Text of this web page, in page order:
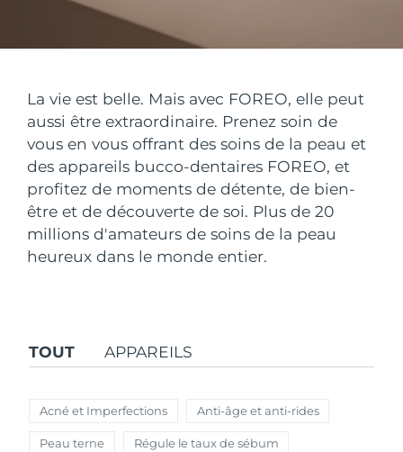
La vie est belle. Mais avec FOREO, elle peut
aussi être extraordinaire. Prenez soin de
vous en vous offrant des soins de la peau et
des appareils bucco-dentaires FOREO, et
profitez de moments de détente, de bien-
être et de découverte de soi. Plus de 20
millions d'amateurs de soins de la peau
heureux dans le monde entier.
TOUT APPAREILS
Acné et Imperfections Anti-âge et anti-rides
Peau terne Régule le taux de sébum
issa™ Teeth Whitening Set
FAQ™ Dual LED Panel
POPULAIRE
Pays de livraison
États-Unis Livraison estimée8/13/26
Royaume-Uni Livraison estimée8/12/26
Espagne Livraison estimée8/12/26
Australie Livraison estimée 8/15/26
Canada
Australie Livraison estimée